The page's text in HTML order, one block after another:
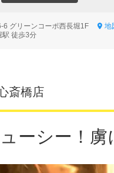
6 グリーンコーポ西長堀1F
地
駅 徒歩3分
斎橋店
ーシー！虜